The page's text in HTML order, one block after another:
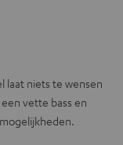
laat niets te wensen
vette bass en